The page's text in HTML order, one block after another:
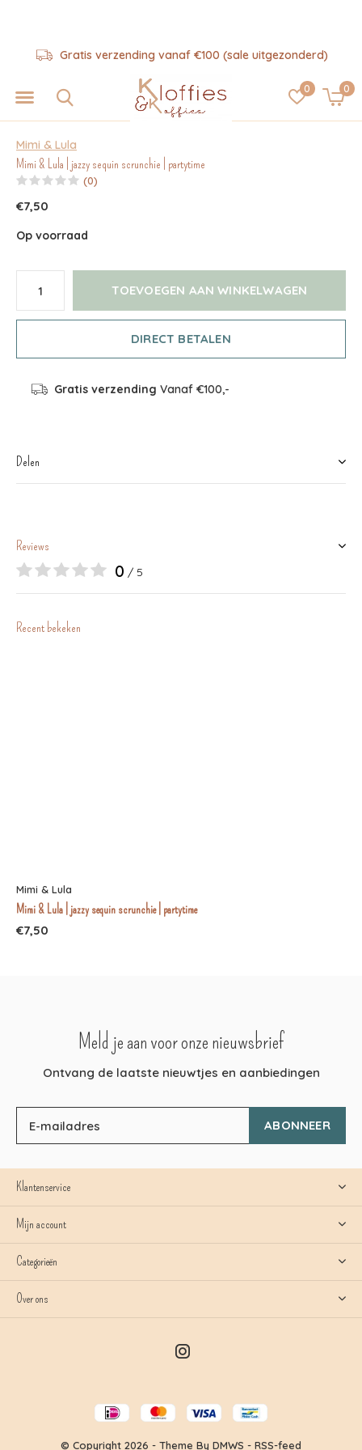
0 0
Gratis verzending vanaf €100 (sale uitgezonderd)
Mimi & Lula
Mimi & Lula | jazzy sequin scrunchie | partytime
(0)
€7,50
Op voorraad
TOEVOEGEN AAN WINKELWAGEN
DIRECT BETALEN
Gratis verzending Vanaf €100,-
Delen
Reviews
0 / 5
Recent bekeken
Mimi & Lula
Mimi & Lula | jazzy sequin scrunchie | partytime
€7,50
Meld je aan voor onze nieuwsbrief
Ontvang de laatste nieuwtjes en aanbiedingen
ABONNEER
Klantenservice
Mijn account
Categorieën
Over ons
© Copyright 2026 - Theme By DMWS - RSS-feed